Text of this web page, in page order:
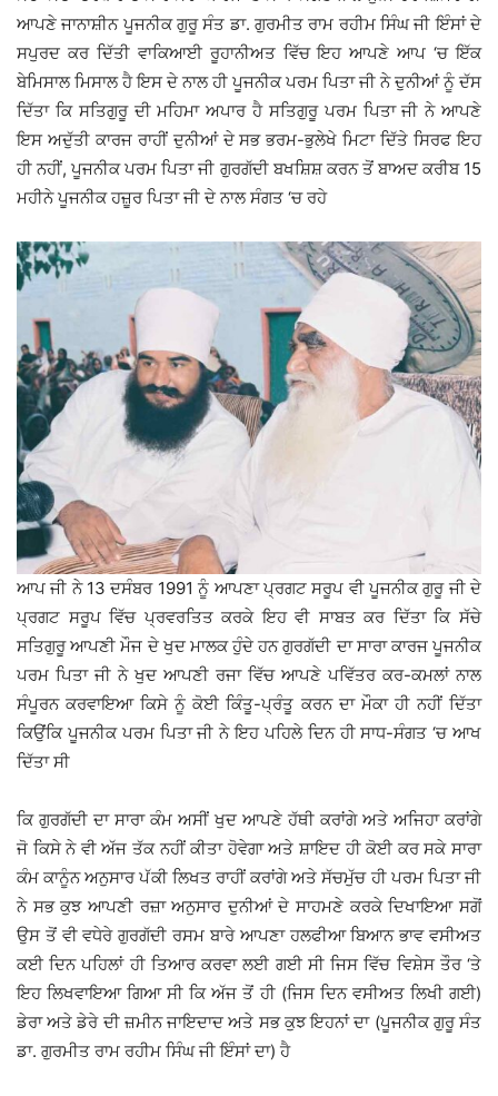
ਆਪਣੇ ਜਾਨਾਸ਼ੀਨ ਪੂਜਨੀਕ ਗੁਰੂ ਸੰਤ ਡਾ. ਗੁਰਮੀਤ ਰਾਮ ਰਹੀਮ ਸਿੰਘ ਜੀ ਇੰਸਾਂ ਦੇ
ਸਪੁਰਦ ਕਰ ਦਿੱਤੀ ਵਾਕਿਆਈ ਰੂਹਾਨੀਅਤ ਵਿੱਚ ਇਹ ਆਪਣੇ ਆਪ ‘ਚ ਇੱਕ
ਬੇਮਿਸਾਲ ਮਿਸਾਲ ਹੈ ਇਸ ਦੇ ਨਾਲ ਹੀ ਪੂਜਨੀਕ ਪਰਮ ਪਿਤਾ ਜੀ ਨੇ ਦੁਨੀਆਂ ਨੂੰ ਦੱਸ
ਦਿੱਤਾ ਕਿ ਸਤਿਗੁਰੂ ਦੀ ਮਹਿਮਾ ਅਪਾਰ ਹੈ ਸਤਿਗੁਰੂ ਪਰਮ ਪਿਤਾ ਜੀ ਨੇ ਆਪਣੇ
ਇਸ ਅਦੁੱਤੀ ਕਾਰਜ ਰਾਹੀਂ ਦੁਨੀਆਂ ਦੇ ਸਭ ਭਰਮ-ਭੁਲੇਖੇ ਮਿਟਾ ਦਿੱਤੇ ਸਿਰਫ ਇਹ
ਹੀ ਨਹੀਂ, ਪੂਜਨੀਕ ਪਰਮ ਪਿਤਾ ਜੀ ਗੁਰਗੱਦੀ ਬਖਸ਼ਿਸ਼ ਕਰਨ ਤੋਂ ਬਾਅਦ ਕਰੀਬ 15
ਮਹੀਨੇ ਪੂਜਨੀਕ ਹਜ਼ੂਰ ਪਿਤਾ ਜੀ ਦੇ ਨਾਲ ਸੰਗਤ ‘ਚ ਰਹੇ
ਆਪ ਜੀ ਨੇ 13 ਦਸੰਬਰ 1991 ਨੂੰ ਆਪਣਾ ਪ੍ਰਗਟ ਸਰੂਪ ਵੀ ਪੂਜਨੀਕ ਗੁਰੂ ਜੀ ਦੇ
ਪ੍ਰਗਟ ਸਰੂਪ ਵਿੱਚ ਪ੍ਰਵਰਤਿਤ ਕਰਕੇ ਇਹ ਵੀ ਸਾਬਤ ਕਰ ਦਿੱਤਾ ਕਿ ਸੱਚੇ
ਸਤਿਗੁਰੂ ਆਪਣੀ ਮੌਜ ਦੇ ਖੁਦ ਮਾਲਕ ਹੁੰਦੇ ਹਨ ਗੁਰਗੱਦੀ ਦਾ ਸਾਰਾ ਕਾਰਜ ਪੂਜਨੀਕ
ਪਰਮ ਪਿਤਾ ਜੀ ਨੇ ਖੁਦ ਆਪਣੀ ਰਜਾ ਵਿੱਚ ਆਪਣੇ ਪਵਿੱਤਰ ਕਰ-ਕਮਲਾਂ ਨਾਲ
ਸੰਪੂਰਨ ਕਰਵਾਇਆ ਕਿਸੇ ਨੂੰ ਕੋਈ ਕਿੰਤੂ-ਪ੍ਰੰਤੂ ਕਰਨ ਦਾ ਮੌਕਾ ਹੀ ਨਹੀਂ ਦਿੱਤਾ
ਕਿਉਂਕਿ ਪੂਜਨੀਕ ਪਰਮ ਪਿਤਾ ਜੀ ਨੇ ਇਹ ਪਹਿਲੇ ਦਿਨ ਹੀ ਸਾਧ-ਸੰਗਤ ‘ਚ ਆਖ
ਦਿੱਤਾ ਸੀ
ਕਿ ਗੁਰਗੱਦੀ ਦਾ ਸਾਰਾ ਕੰਮ ਅਸੀਂ ਖੁਦ ਆਪਣੇ ਹੱਥੀ ਕਰਾਂਗੇ ਅਤੇ ਅਜਿਹਾ ਕਰਾਂਗੇ
ਜੋ ਕਿਸੇ ਨੇ ਵੀ ਅੱਜ ਤੱਕ ਨਹੀਂ ਕੀਤਾ ਹੋਵੇਗਾ ਅਤੇ ਸ਼ਾਇਦ ਹੀ ਕੋਈ ਕਰ ਸਕੇ ਸਾਰਾ
ਕੰਮ ਕਾਨੂੰਨ ਅਨੁਸਾਰ ਪੱਕੀ ਲਿਖਤ ਰਾਹੀਂ ਕਰਾਂਗੇ ਅਤੇ ਸੱਚਮੁੱਚ ਹੀ ਪਰਮ ਪਿਤਾ ਜੀ
ਨੇ ਸਭ ਕੁਝ ਆਪਣੀ ਰਜ਼ਾ ਅਨੁਸਾਰ ਦੁਨੀਆਂ ਦੇ ਸਾਹਮਣੇ ਕਰਕੇ ਦਿਖਾਇਆ ਸਗੋਂ
ਉਸ ਤੋਂ ਵੀ ਵਧੇਰੇ ਗੁਰਗੱਦੀ ਰਸਮ ਬਾਰੇ ਆਪਣਾ ਹਲਫੀਆ ਬਿਆਨ ਭਾਵ ਵਸੀਅਤ
ਕਈ ਦਿਨ ਪਹਿਲਾਂ ਹੀ ਤਿਆਰ ਕਰਵਾ ਲਈ ਗਈ ਸੀ ਜਿਸ ਵਿੱਚ ਵਿਸ਼ੇਸ ਤੌਰ ‘ਤੇ
ਇਹ ਲਿਖਵਾਇਆ ਗਿਆ ਸੀ ਕਿ ਅੱਜ ਤੋਂ ਹੀ (ਜਿਸ ਦਿਨ ਵਸੀਅਤ ਲਿਖੀ ਗਈ)
ਡੇਰਾ ਅਤੇ ਡੇਰੇ ਦੀ ਜ਼ਮੀਨ ਜਾਇਦਾਦ ਅਤੇ ਸਭ ਕੁਝ ਇਹਨਾਂ ਦਾ (ਪੂਜਨੀਕ ਗੁਰੂ ਸੰਤ
ਡਾ. ਗੁਰਮੀਤ ਰਾਮ ਰਹੀਮ ਸਿੰਘ ਜੀ ਇੰਸਾਂ ਦਾ) ਹੈ